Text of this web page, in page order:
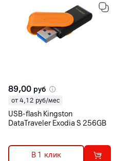
89,00 руб
от 4,12 руб/мес
USB-flash Kingston
DataTraveler Exodia S 256GB
В 1 клик